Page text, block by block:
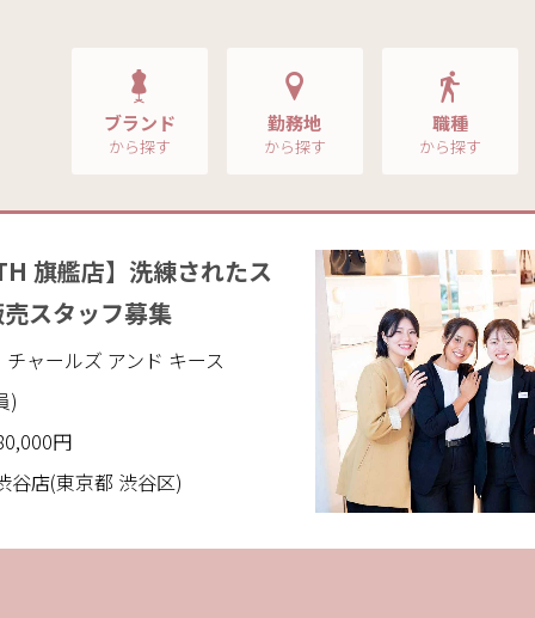
ブランド
から探す
勤務地
から探す
職種
から探す
旗艦店】洗練されたス
スタッフ募集
チャールズ アンド キース
)
円
谷店(東京都 渋谷区)